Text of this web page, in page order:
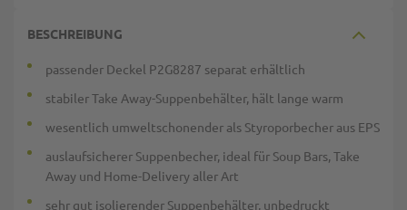
BESCHREIBUNG
passender Deckel P2G8287 separat erhältlich
stabiler Take Away-Suppenbehälter, hält lange warm
wesentlich umweltschonender als Styroporbecher aus EPS
auslaufsicherer Suppenbecher, ideal für Soup Bars, Take
Away und Home-Delivery aller Art
sehr gut isolierender Suppenbehälter, unbedruckt